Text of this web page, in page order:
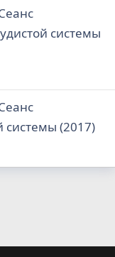
системы
системы (2017)